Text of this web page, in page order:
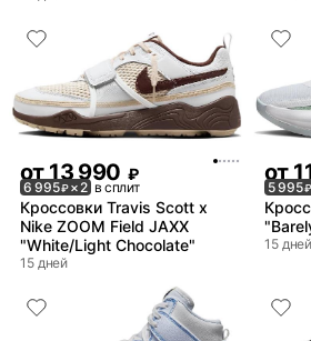
от13 990 ₽
6 995₽× 2 в сплит
Кроссовки Travis Scott x
Nike ZOOM Field JAXX
"White/Light Chocolate"
15 дней
от
5 995₽
15 дней